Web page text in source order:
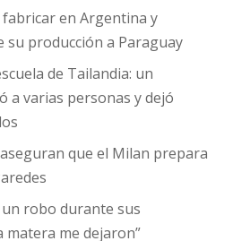
fabricar en Argentina y
su producción a Paraguay
de Tailandia: un
a varias personas y dejó
que el Milan prepara
robo durante sus
matera me dejaron”